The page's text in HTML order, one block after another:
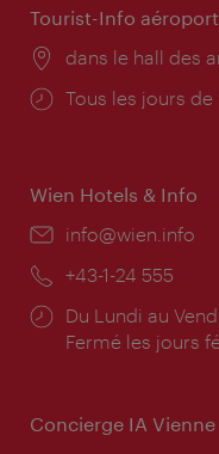
Tourist-Info
Lieu:
dans le hall des
Horaires
Tous les jours de
Wien Hotels & Info
E-
info@wien.info
Téléphone:
+43-1-24 555
Horaires
d'ouverture:
Du Lundi au
Fermé les jours
Concierge IA Vienne